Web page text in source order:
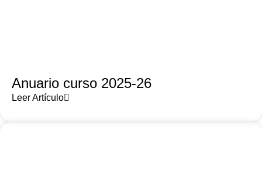
Anuario curso 2025-26
Leer Artículo